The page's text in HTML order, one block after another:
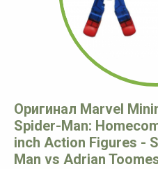
Оригинал Marvel
Spider-Man:
inch Action Figures -
Man vs Adrian